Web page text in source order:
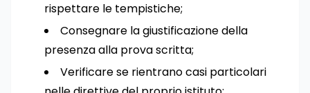
rispettare le tempistiche;
Consegnare la giustificazione della
presenza alla prova scritta;
Verificare se rientrano casi particolari